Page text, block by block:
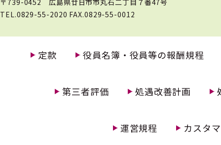
〒739-0452 広島県廿日市市丸石二丁目７番47号
TEL.0829-55-2020 FAX.0829-55-0012
定款 役員名簿・役員等の報酬規程
第三者評価 処遇改善計画
運営規程 カスタ